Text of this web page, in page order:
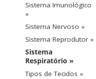
Sistema Imunológico
»
Sistema Nervoso »
Sistema Reprodutor »
Sistema
Respiratório »
Tipos de Tecidos »